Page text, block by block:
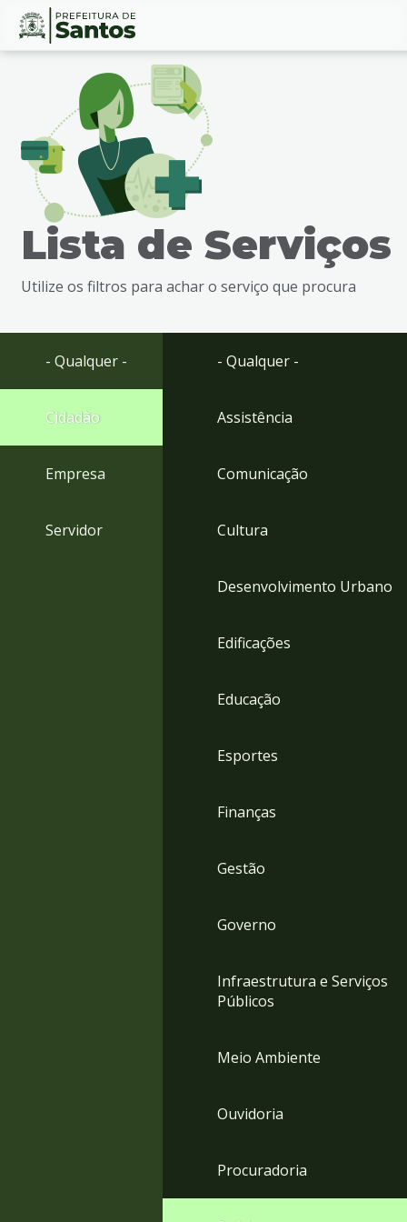
Ir
busca
Ir
rodapé
Conteúdo
Lista de Serviços
Utilize os filtros para achar o serviço que procura
- Qualquer -
Cidadão
Empresa
Servidor
- Qualquer -
Assistência
Comunicação
Cultura
Desenvolvimento Urbano
Edificações
Educação
Esportes
Finanças
Gestão
Governo
Infraestrutura e Serviços
Públicos
Meio Ambiente
Ouvidoria
Procuradoria